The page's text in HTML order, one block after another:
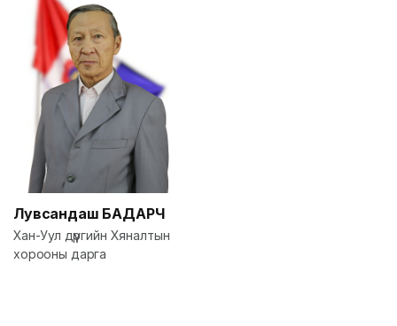
Лувсандаш БАДАРЧ
Хан-Уул дүүргийн Хяналтын
хорооны дарга